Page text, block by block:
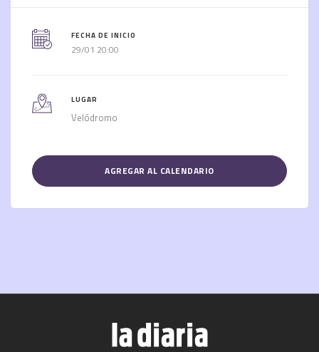
FECHA DE INICIO
29/01 20:00
LUGAR
Velódromo
AGREGAR AL CALENDARIO